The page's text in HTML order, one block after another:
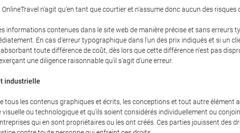
n'agit qu'en tant que courtier et n'assume donc aucun des risques
informations contenues dans le site web de manière précise et sans erreurs
En cas d'erreur typographique dans l'un des prix indiqués et si un
toute différence de coût, dès lors que cette différence n'est pas
une diligence raisonnable qu'il s'agit d'une erreur.
industrielle
tous les contenus graphiques et écrits, les conceptions et tout autre
ou technologique et qu'ils soient considérés individuellement ou
qui en sont propriétaires ou les ont créés. Ces parties jouissent des